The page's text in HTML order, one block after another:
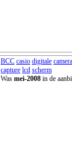
BCC casio digitale camera
capture lcd scherm
Was mei-2008 in de